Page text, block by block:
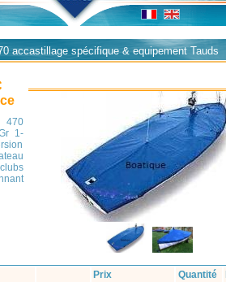
accastillage spécifique & equipement Tauds
470
1-
Prix Quantité